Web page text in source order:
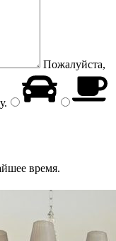
Пожалуйста,
.
время.